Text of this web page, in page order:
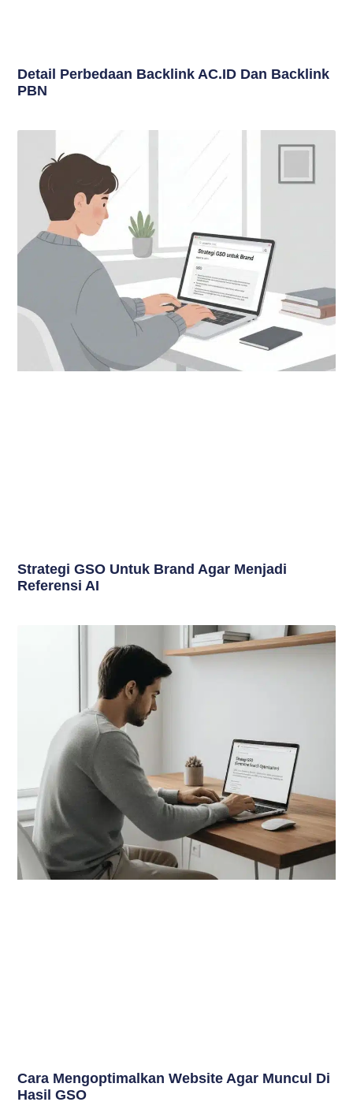
Detail Perbedaan Backlink AC.ID Dan Backlink
PBN
Strategi GSO Untuk Brand Agar Menjadi
Referensi AI
Cara Mengoptimalkan Website Agar Muncul Di
Hasil GSO